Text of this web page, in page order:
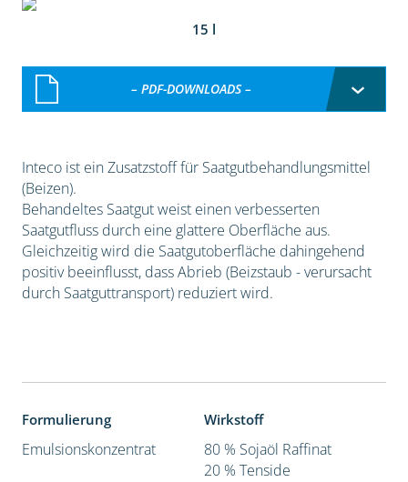
15 l
– PDF-DOWNLOADS –
Inteco ist ein Zusatzstoff für Saatgutbehandlungsmittel
(Beizen).
Behandeltes Saatgut weist einen verbesserten
Saatgutfluss durch eine glattere Oberfläche aus.
Gleichzeitig wird die Saatgutoberfläche dahingehend
positiv beeinflusst, dass Abrieb (Beizstaub - verursacht
durch Saatguttransport) reduziert wird.
Formulierung
Emulsionskonzentrat
Wirkstoff
80 % Sojaöl Raffinat
20 % Tenside